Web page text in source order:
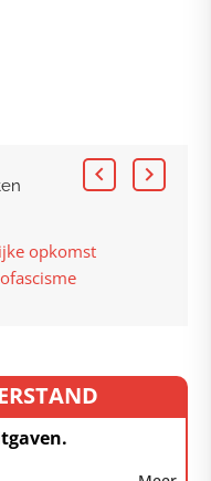
opkomst